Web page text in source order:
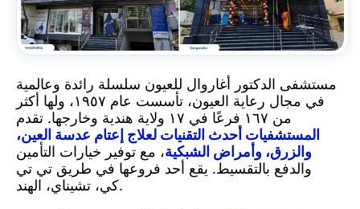
مستشفى الدكتور أغاروال للعيون سلسلة رائدة وعالمية
في مجال رعاية العيون، تأسست عام ١٩٥٧، ولها أكثر
من ١٦٧ فرعًا في ١٧ ولاية هندية وخارجها. تقدم
المستشفيات أحدث التقنيات لعلاج إعتام عدسة العين،
والزرق، وأمراض الشبكية، مع توفير خيارات التأمين
والدفع بالتقسيط. يقع أحد فروعها في طريق تي تي
كي، تشيناي، الهند.